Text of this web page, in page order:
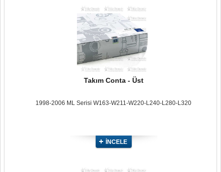
Takım Conta - Üst
1998-2006 ML Serisi W163-W211-W220-L240-L280-L320
İNCELE